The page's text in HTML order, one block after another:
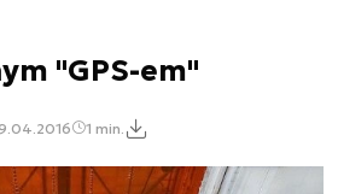
"GPS-em"
1 min.